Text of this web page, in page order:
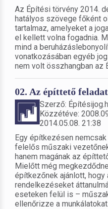
Az Építési törvény 2014.
hatályos szövege főként
tartalmaz, amelyeket a
el kellett volna fogadnia.
mind a
vonatkozásában egyéb
nem volt összhangban az
02. Az építtető
Szerző:
Közzétéve:
2014.05.08. 21:38
Egy építkezésen
felelős műszaki
hanem magának az
Mielőtt még
építkezőnek ajánlott,
rendelkezéseket
eseteken felül is –
ellenőrizze a munkálatokat.